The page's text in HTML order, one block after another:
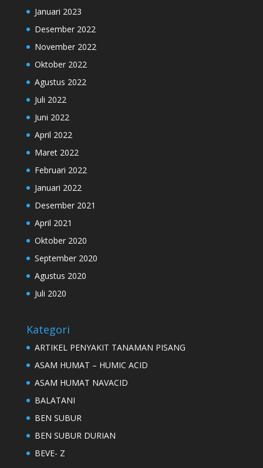
Januari 2023
Desember 2022
November 2022
Oktober 2022
Agustus 2022
Juli 2022
Juni 2022
April 2022
Maret 2022
Februari 2022
Januari 2022
Desember 2021
April 2021
Oktober 2020
September 2020
Agustus 2020
Juli 2020
Kategori
ARTIKEL PENYAKIT TANAMAN PISANG
ASAM HUMAT – HUMIC ACID
ASAM HUMAT NAVACID
BALATANI
BEN SUBUR
BEN SUBUR DURIAN
BEVE- Z